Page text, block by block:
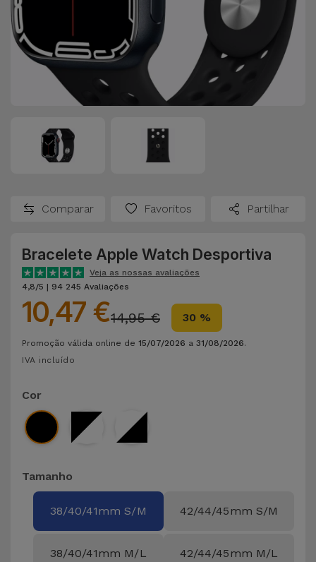
Comparar Favoritos Partilhar
Bracelete Apple Watch Desportiva
Veja as nossas avaliações
4,8/5 | 94 245 Avaliações
10,47 €14,95 € 30 %
Promoção válida online de 15/07/2026 a 31/08/2026.
IVA incluído
Cor
Tamanho
38/40/41mm S/M 42/44/45mm S/M
38/40/41mm M/L 42/44/45mm M/L